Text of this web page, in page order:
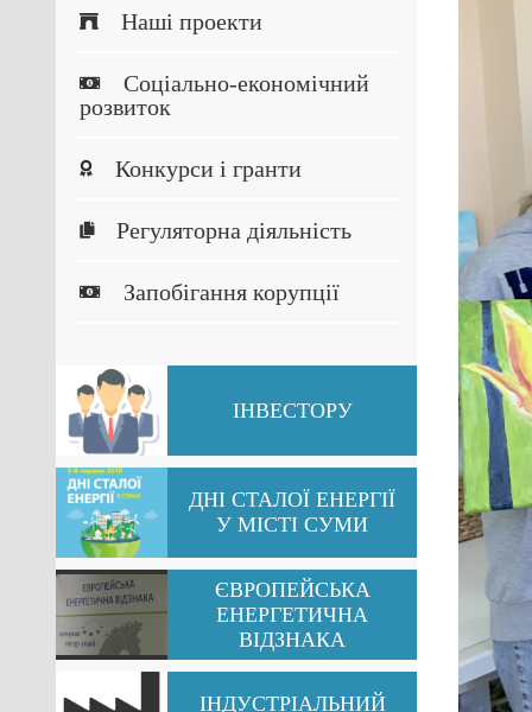
Наші проекти
Соціально-економічний
розвиток
Конкурси і гранти
Регуляторна діяльність
Запобігання корупції
ІНВЕСТОРУ
ДНІ СТАЛОЇ ЕНЕРГІЇ
У МІСТІ СУМИ
ЄВРОПЕЙСЬКА
ЕНЕРГЕТИЧНА
ВІДЗНАКА
ІНДУСТРІАЛЬНИЙ